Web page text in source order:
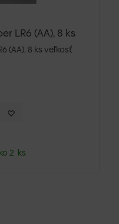
LR6 (AA), 8 ks
(AA), 8 ks veľkosť
2 ks